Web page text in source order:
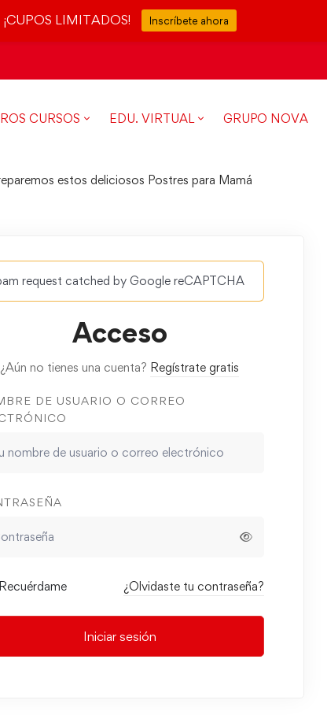
CURSOS EDU. VIRTUAL GRUPO NOVA
estos deliciosos Postres para Mamá
request catched by Google reCAPTCHA
Acceso
¿Aún no tienes una cuenta? Regístrate gratis
DE USUARIO O CORREO
Recuérdame ¿Olvidaste tu contraseña?
Iniciar sesión
¡CUPOS LIMITADOS! Inscríbete ahora